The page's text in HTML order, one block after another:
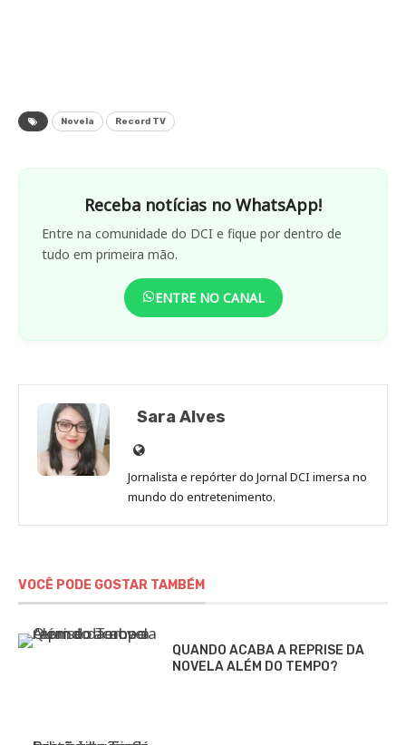
Novela Record TV
Receba notícias no WhatsApp!
Entre na comunidade do DCI e fique por dentro de
tudo em primeira mão.
ENTRE NO CANAL
Sara Alves
Site
de
Sara
Jornalista e repórter do Jornal DCI imersa no
mundo do entretenimento.
VOCÊ PODE GOSTAR TAMBÉM
QUANDO ACABA A REPRISE DA
NOVELA ALÉM DO TEMPO?